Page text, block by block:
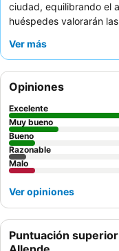
ciudad, equilibrando el
huéspedes valorarán
relajantes
complementan la
disponible,
sus increíbles vistas.
realmente especial,
de los espacios para
tranquila.
Ver más
Puntuación
Opiniones
Excelente
Muy bueno
Bueno
Razonable
Malo
Ver opiniones